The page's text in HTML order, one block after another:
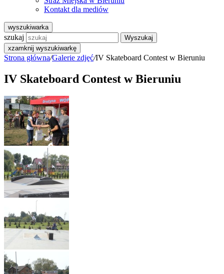
Kontakt dla mediów
wyszukiwarka
szukaj
Wyszukaj
xzamknij wyszukiwarkę
Strona główna/Galerie zdjęć/IV Skateboard Contest w Bieruniu
IV Skateboard Contest w Bieruniu